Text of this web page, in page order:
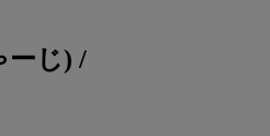
ーじ) /